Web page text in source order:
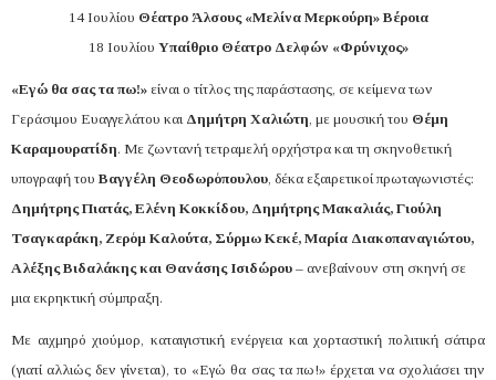
14 Ιουλίου Θέατρο Άλσους «Μελίνα Μερκούρη» Βέροια
18 Ιουλίου Υπαίθριο Θέατρο Δελφών «Φρύνιχος»
«Εγώ θα σας τα πω!» είναι ο τίτλος της παράστασης, σε κείμενα των
Γεράσιμου Ευαγγελάτου και Δημήτρη Χαλιώτη, με μουσική του Θέμη
Καραμουρατίδη. Με ζωντανή τετραμελή ορχήστρα και τη σκηνοθετική
υπογραφή του Βαγγέλη Θεοδωρόπουλου, δέκα εξαιρετικοί πρωταγωνιστές:
Δημήτρης Πιατάς, Ελένη Κοκκίδου, Δημήτρης Μακαλιάς, Γιούλη
Τσαγκαράκη, Ζερόμ Καλούτα, Σύρμω Κεκέ, Μαρία Διακοπαναγιώτου,
Αλέξης Βιδαλάκης και Θανάσης Ισιδώρου – ανεβαίνουν στη σκηνή σε
μια εκρηκτική σύμπραξη.
Με αιχμηρό χιούμορ, καταιγιστική ενέργεια και χορταστική πολιτική σάτιρα
(γιατί αλλιώς δεν γίνεται), το «Εγώ θα σας τα πω!» έρχεται να σχολιάσει την